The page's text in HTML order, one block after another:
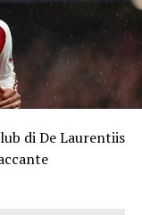
di De Laurentiis